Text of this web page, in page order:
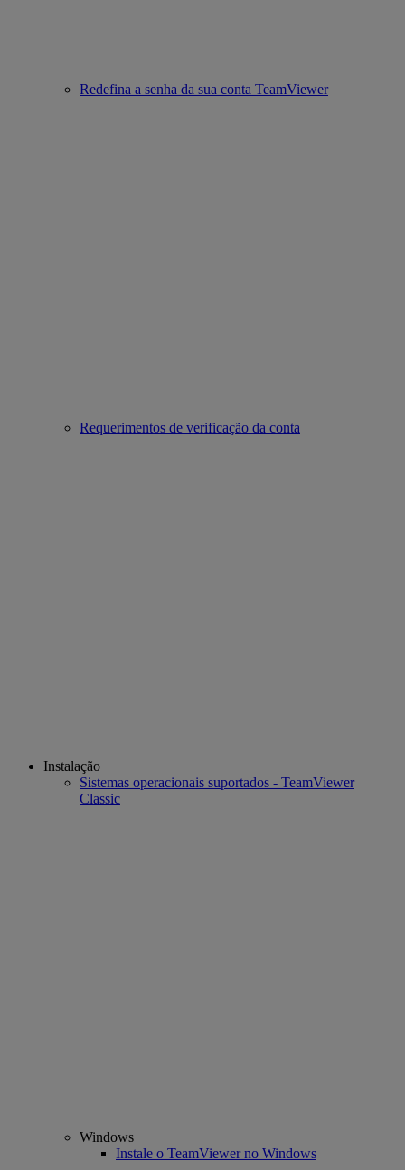
Redefina a senha da sua conta TeamViewer
Requerimentos de verificação da conta
Instalação
Sistemas operacionais suportados - TeamViewer
Classic
Windows
Instale o TeamViewer no Windows